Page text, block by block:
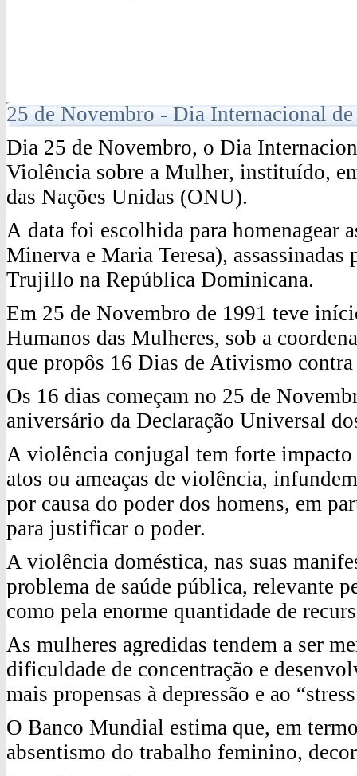
25 de Novembro - Dia Internacional
Dia 25 de Novembro, o Dia
Violência sobre a Mulher, instituído,
das Nações Unidas (ONU).
A data foi escolhida para homenagear
Minerva e Maria Teresa),
Trujillo na República Dominicana.
Em 25 de Novembro de 1991 teve
Humanos das Mulheres, sob a
que propôs 16 Dias de Ativismo
Os 16 dias começam no 25 de
aniversário da Declaração Universal
A violência conjugal tem forte impacto
atos ou ameaças de violência,
por causa do poder dos homens, em
para justificar o poder.
A violência doméstica, nas suas
problema de saúde pública, relevante
como pela enorme quantidade de
As mulheres agredidas tendem a ser
dificuldade de concentração e
mais propensas à depressão e ao
O Banco Mundial estima que, em
absentismo do trabalho feminino,